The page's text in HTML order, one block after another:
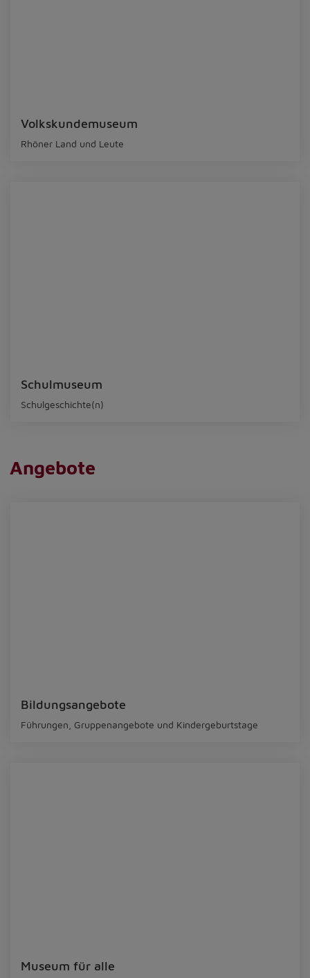
Volkskundemuseum
Rhöner Land und Leute
Schulmuseum
Schulgeschichte(n)
Angebote
Bildungsangebote
Führungen, Gruppenangebote und Kindergeburtstage
Museum für alle